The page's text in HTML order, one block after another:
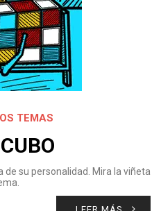
TEMAS
de su personalidad. Mira la viñeta